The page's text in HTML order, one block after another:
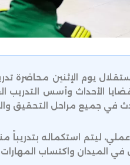
يوم الإثنين محاضرة
قضايا الأحداث وأسس
في جميع مراحل التحقيق
ليتم استكماله
الميدان واكتساب المهارات